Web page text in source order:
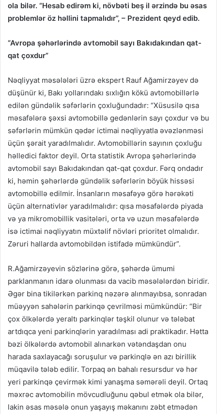
ola bilər. “Hesab edirəm ki, növbəti beş il ərzində bu əsas
problemlər öz həllini tapmalıdır”, – Prezident qeyd edib.
“Avropa şəhərlərində avtomobil sayı Bakıdakından qat-
qat çoxdur”
Nəqliyyat məsələləri üzrə ekspert Rauf Ağamirzəyev də
düşünür ki, Bakı yollarındakı sıxlığın kökü avtomobillərlə
edilən gündəlik səfərlərin çoxluğundadır: “Xüsusilə qısa
məsafələrə şəxsi avtomobillə gedənlərin sayı çoxdur və bu
səfərlərin mümkün qədər ictimai nəqliyyatla əvəzlənməsi
üçün şərait yaradılmalıdır. Avtomobillərin sayının çoxluğu
həlledici faktor deyil. Orta statistik Avropa şəhərlərində
avtomobil sayı Bakıdakından qat-qat çoxdur. Fərq ondadır
ki, həmin şəhərlərdə gündəlik səfərlərin böyük hissəsi
avtomobillə edilmir. İnsanların məsafəyə görə hərəkəti
üçün alternativlər yaradılmalıdır: qısa məsafələrdə piyada
və ya mikromobillik vasitələri, orta və uzun məsafələrdə
isə ictimai nəqliyyatın müxtəlif növləri prioritet olmalıdır.
Zəruri hallarda avtomobildən istifadə mümkündür”.
R.Ağamirzəyevin sözlərinə görə, şəhərdə ümumi
parklanmanın idarə olunması da vacib məsələlərdən biridir.
Əgər bina tikilərkən parkinq nəzərə alınmayıbsa, sonradan
müəyyən sahələrin parkinqə çevrilməsi mümkündür: “Bir
çox ölkələrdə yeraltı parkinqlər təşkil olunur və tələbat
artdıqca yeni parkinqlərin yaradılması adi praktikadır. Hətta
bəzi ölkələrdə avtomobil alınarkən vətəndaşdan onu
harada saxlayacağı soruşulur və parkinqlə ən azı birillik
müqavilə tələb edilir. Torpaq ən bahalı resursdur və hər
yeri parkinqə çevirmək kimi yanaşma səmərəli deyil. Ortaq
məxrəc avtomobilin mövcudluğunu qəbul etmək ola bilər,
lakin əsas məsələ onun yaşayış məkanını zəbt etmədən